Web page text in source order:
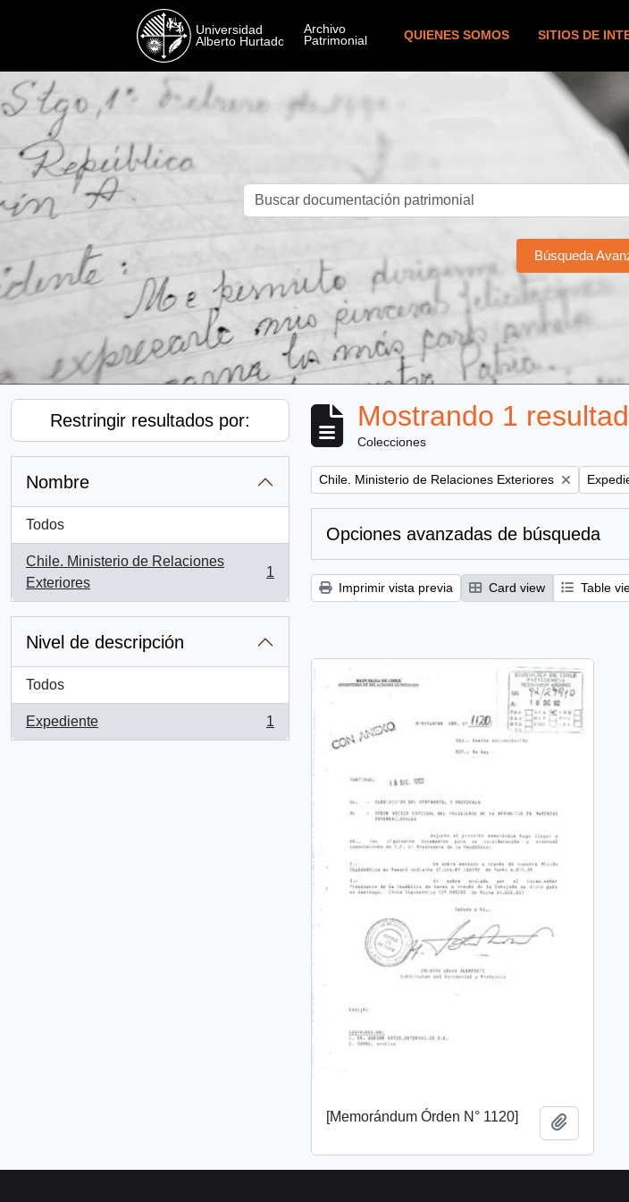
QUIENES SOMOS SITIOS DE
Búsqueda
Restringir resultados por:
Nombre
Todos
Chile. Ministerio de Relaciones
Exteriores
, 1 resultados
1
Nivel de descripción
Todos
Expediente
, 1 resultados
1
Mostrando 1
Colecciones
Remove filter:
Chile. Ministerio de Relaciones Exteriores
Opciones avanzadas de búsqueda
Imprimir vista previa Card view Table
[Memorándum Órden N° 1120]